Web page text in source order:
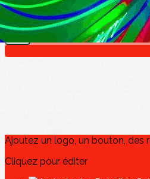
Je m'abonne à la newsletter
OK
Ajoutez un logo, un bouton, des
Cliquez pour éditer